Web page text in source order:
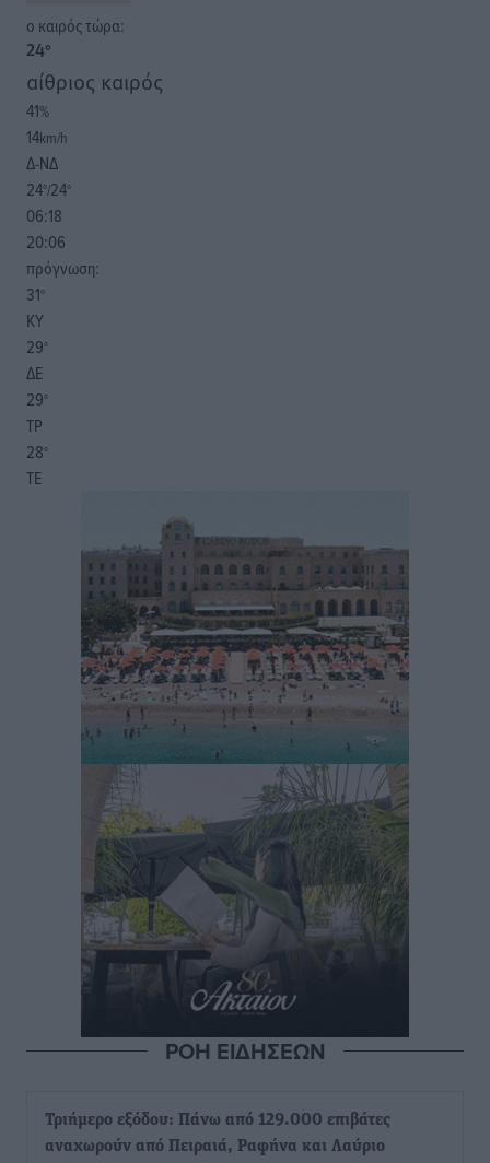
o καιρός τώρα:
24°
αίθριος καιρός
41%
14km/h
Δ-ΝΔ
24°/24°
06:18
20:06
πρόγνωση:
31°
ΚΥ
29°
ΔΕ
29°
ΤΡ
28°
ΤΕ
ΡΟΗ ΕΙΔΗΣΕΩΝ
Τριήμερο εξόδου: Πάνω από 129.000 επιβάτες
αναχωρούν από Πειραιά, Ραφήνα και Λαύριο